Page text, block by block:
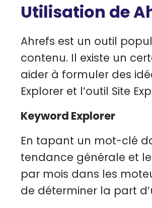
Utilisation de
Ahrefs est un outil
contenu. Il existe un
aider à formuler des
Explorer et l’outil Site
Keyword Explorer
En tapant un mot-clé
tendance générale et
par mois dans les
de déterminer la part